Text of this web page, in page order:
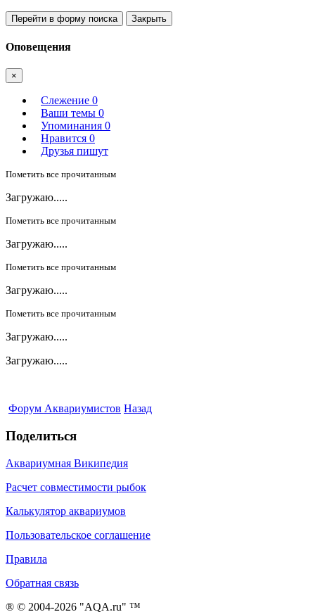
Перейти в форму поиска Закрыть
Оповещения
×
Слежение 0
Ваши темы 0
Упоминания 0
Нравится 0
Друзья пишут
Пометить все прочитанным
Загружаю.....
Пометить все прочитанным
Загружаю.....
Пометить все прочитанным
Загружаю.....
Пометить все прочитанным
Загружаю.....
Загружаю.....
Форум Аквариумистов Назад
Поделиться
Аквариумная Википедия
Расчет совместимости рыбок
Калькулятор аквариумов
Пользовательское соглашение
Правила
Обратная связь
® © 2004-2026 "AQA.ru" ™